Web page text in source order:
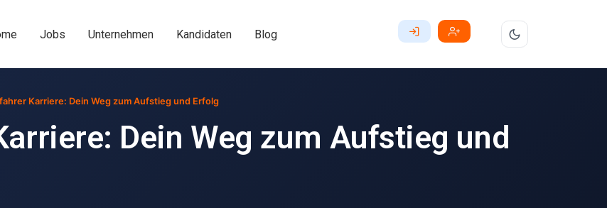
Jobs Unternehmen Kandidaten Blog
Karriere: Dein Weg zum Aufstieg und Erfolg
Dein Weg zum Aufstieg und